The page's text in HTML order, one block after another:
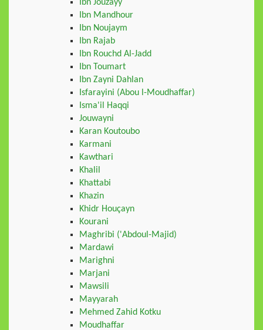
Ibn Jouzayy
Ibn Mandhour
Ibn Noujaym
Ibn Rajab
Ibn Rouchd Al-Jadd
Ibn Toumart
Ibn Zayni Dahlan
Isfarayini (Abou l-Moudhaffar)
Isma'il Haqqi
Jouwayni
Karan Koutoubo
Karmani
Kawthari
Khalil
Khattabi
Khazin
Khidr Houçayn
Kourani
Maghribi ('Abdoul-Majid)
Mardawi
Marighni
Marjani
Mawsili
Mayyarah
Mehmed Zahid Kotku
Moudhaffar